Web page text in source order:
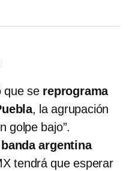
que sereprograma
, la agrupación
golpe bajo”.
banda argentina
tendrá que esperar